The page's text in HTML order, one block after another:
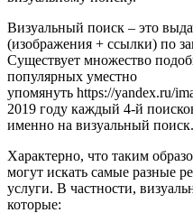
Визуальный поиск – это
(изображения + ссылки) по
Существует множество
популярных уместно
упомянуть https://yandex.ru/
2019 году каждый 4-й
именно на визуальный поиск.
Характерно, что таким
могут искать самые разные
услуги. В частности,
которые: